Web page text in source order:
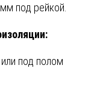
под рейкой.
под полом